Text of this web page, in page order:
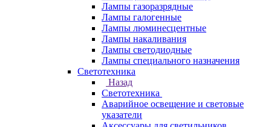
Лампы газоразрядные
Лампы галогенные
Лампы люминесцентные
Лампы накаливания
Лампы светодиодные
Лампы специального назначения
Светотехника
Назад
Светотехника
Аварийное освещение и световые
указатели